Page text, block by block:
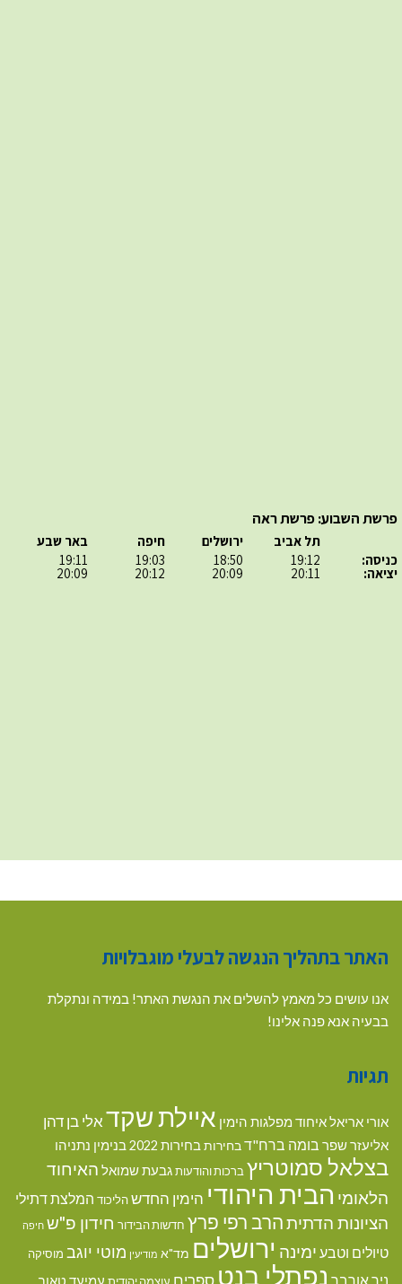
פרשת השבוע: פרשת ראה
כניסה:
יציאה:
תל אביב
19:12
20:11
ירושלים
18:50
20:09
חיפה
19:03
20:12
באר שבע
19:11
20:09
האתר בתהליך הנגשה לבעלי מוגבלויות
אנו עושים כל מאמץ להשלים את הנגשת האתר! במידה ונתקלת
בבעיה אנא פנה אלינו!
תגיות
אורי אריאלאיחוד מפלגות הימין איילת שקדאלי בן דהן
אליעזר שפר בומה ברח"דבחירות בחירות 2022 בנימין נתניהו
בצלאל סמוטריץברכות והודעותגבעת שמואל האיחוד
הלאומי הבית היהודי הימין החדשהליכוד המלצת דתילי
הציונות הדתיתהרב רפי פרץ חדשות הבידור חידון פ"ש חיפה
טיולים וטבע ימינה ירושלים מד"א מודיעין מוטי יוגב מוסיקה
ניר אורבך נפתלי בנט